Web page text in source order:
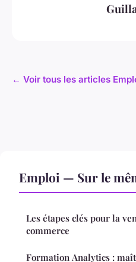
← Voir tous les articles
Emploi — Sur le
Les étapes clés pour la
commerce
Formation Analytics :